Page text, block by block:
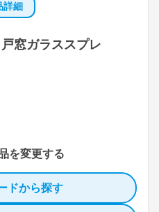
詳細
窓ガラススプレ
を変更する
ドから探す